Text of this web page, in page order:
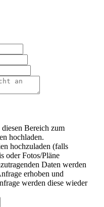
Bereich zum
hochladen.
hochzuladen (falls
oder Fotos/Pläne
Daten werden
erhoben und
werden diese wieder